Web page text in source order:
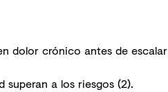
dolor crónico antes de escalar
a los riesgos (2).